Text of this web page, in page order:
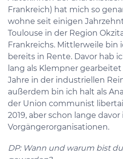
Frankreich) hat mich so
wohne seit einigen
Toulouse in der Region
Frankreichs. Mittlerweile bin
bereits in Rente. Davor hab
lang als Klempner
Jahre in der industriellen
außerdem bin ich halt als
der Union communist
2019, aber schon lange
Vorgängerorganisationen.
DP: Wann und warum bist